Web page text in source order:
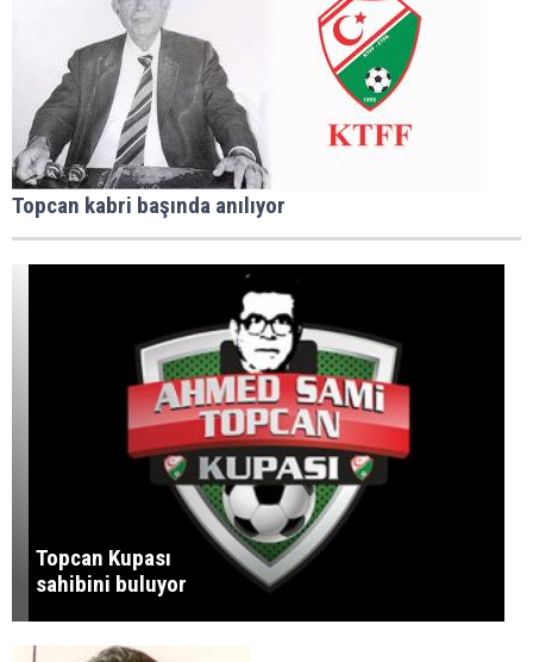
Topcan kabri başında anılıyor
Topcan Kupası
sahibini buluyor